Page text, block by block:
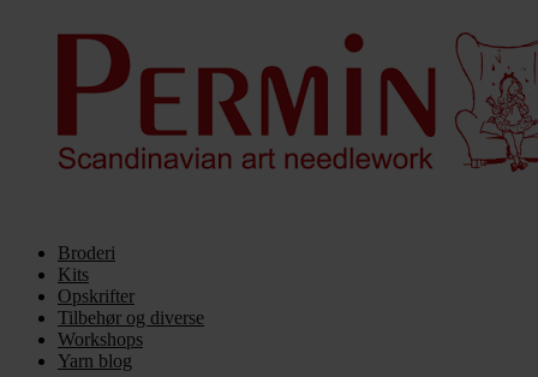
Broderi
Kits
Opskrifter
Tilbehør og diverse
Workshops
Yarn blog